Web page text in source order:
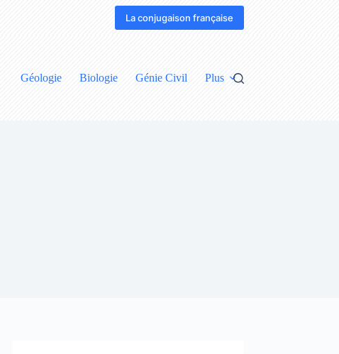
La conjugaison française
Géologie Biologie Génie Civil Plus